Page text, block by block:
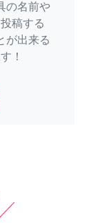
の名前や
稿する
が出来る
！